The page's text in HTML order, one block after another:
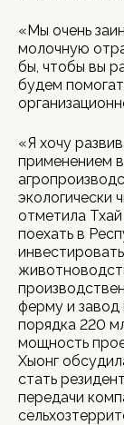
«Мы очень
молочную
бы, чтобы вы
будем
«Я хочу
применением
экологически
отметила
поехать в
ферму и завод
порядка 220
мощность
Хыонг
стать
передачи